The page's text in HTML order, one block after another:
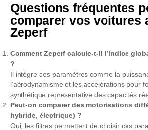
Questions fréquentes
comparer vos voitures
Zeperf
Comment Zeperf calcule-t-il l’indice
?
Il intègre des paramètres comme la
l’aérodynamisme et les accélérations pour
synthétique représentative des capacités
Peut-on comparer des motorisations
hybride, électrique) ?
Oui, les filtres permettent de choisir ces